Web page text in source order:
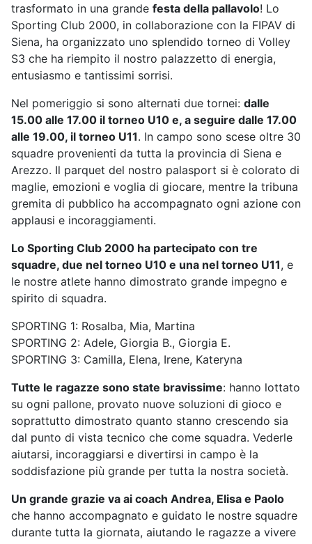
trasformato in una grande festa della pallavolo! Lo
Sporting Club 2000, in collaborazione con la FIPAV di
Siena, ha organizzato uno splendido torneo di Volley
S3 che ha riempito il nostro palazzetto di energia,
entusiasmo e tantissimi sorrisi.
Nel pomeriggio si sono alternati due tornei: dalle
15.00 alle 17.00 il torneo U10 e, a seguire dalle 17.00
alle 19.00, il torneo U11. In campo sono scese oltre 30
squadre provenienti da tutta la provincia di Siena e
Arezzo. Il parquet del nostro palasport si è colorato di
maglie, emozioni e voglia di giocare, mentre la tribuna
gremita di pubblico ha accompagnato ogni azione con
applausi e incoraggiamenti.
Lo Sporting Club 2000 ha partecipato con tre
squadre, due nel torneo U10 e una nel torneo U11, e
le nostre atlete hanno dimostrato grande impegno e
spirito di squadra.
SPORTING 1: Rosalba, Mia, Martina
SPORTING 2: Adele, Giorgia B., Giorgia E.
SPORTING 3: Camilla, Elena, Irene, Kateryna
Tutte le ragazze sono state bravissime: hanno lottato
su ogni pallone, provato nuove soluzioni di gioco e
soprattutto dimostrato quanto stanno crescendo sia
dal punto di vista tecnico che come squadra. Vederle
aiutarsi, incoraggiarsi e divertirsi in campo è la
soddisfazione più grande per tutta la nostra società.
Un grande grazie va ai coach Andrea, Elisa e Paolo
che hanno accompagnato e guidato le nostre squadre
durante tutta la giornata, aiutando le ragazze a vivere